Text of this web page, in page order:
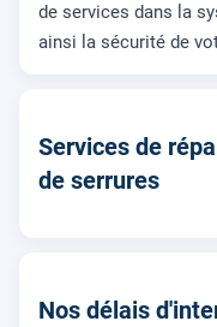
de services dans la
ainsi la sécurité de
Services de
de serrures
Nos délais